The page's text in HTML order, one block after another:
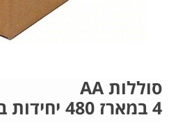
סוללות AA
4 במארז 480 יחידות בקרטון